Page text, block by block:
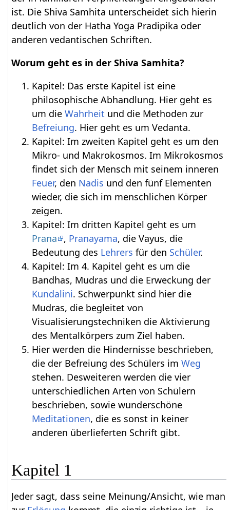
ist. Die Shiva Samhita unterscheidet sich hierin
deutlich von der Hatha Yoga Pradipika oder
anderen vedantischen Schriften.
Worum geht es in der Shiva Samhita?
Kapitel: Das erste Kapitel ist eine
philosophische Abhandlung. Hier geht es
um dieWahrheit und die Methoden zur
Befreiung. Hier geht es um Vedanta.
Kapitel: Im zweiten Kapitel geht es um den
Mikro- und Makrokosmos. Im Mikrokosmos
findet sich der Mensch mit seinem inneren
Feuer, den Nadis und den fünf Elementen
wieder, die sich im menschlichen Körper
zeigen.
Kapitel: Im dritten Kapitel geht es um
Prana
, Pranayama, die Vayus, die
Bedeutung des Lehrers für den Schüler.
Kapitel: Im 4. Kapitel geht es um die
Bandhas, Mudras und die Erweckung der
Kundalini. Schwerpunkt sind hier die
Mudras, die begleitet von
Visualisierungstechniken die Aktivierung
des Mentalkörpers zum Ziel haben.
Hier werden die Hindernisse beschrieben,
die der Befreiung des Schülers imWeg
stehen. Desweiteren werden die vier
unterschiedlichen Arten von Schülern
beschrieben, sowie wunderschöne
Meditationen, die es sonst in keiner
anderen überlieferten Schrift gibt.
Kapitel 1
Jeder sagt, dass seine Meinung/Ansicht, wie man